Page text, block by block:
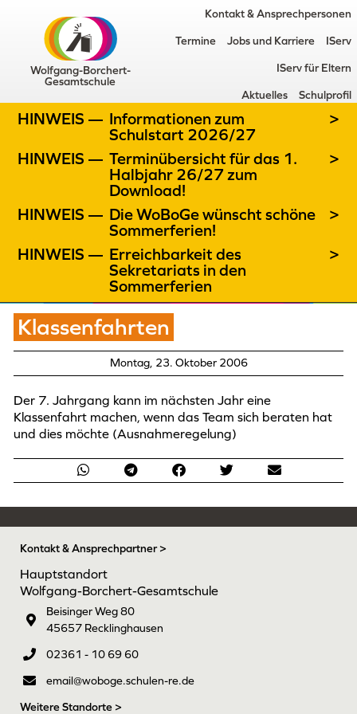
Wolfgang-Borchert-
Gesamtschule
Kontakt & Ansprechpersonen
Termine Jobs und Karriere IServ
IServ für Eltern
Aktuelles Schulprofil
HINWEIS — Informationen zum
Schulstart 2026/27
>
HINWEIS — Terminübersicht für das 1.
Halbjahr 26/27 zum
Download!
>
HINWEIS — Die WoBoGe wünscht schöne
Sommerferien!
>
HINWEIS — Erreichbarkeit des
Sekretariats in den
Sommerferien
>
Klassenfahrten
Montag, 23. Oktober 2006
Der 7. Jahrgang kann im nächsten Jahr eine
Klassenfahrt machen, wenn das Team sich beraten hat
und dies möchte (Ausnahmeregelung)
Kontakt & Ansprechpartner >
Hauptstandort
Wolfgang-Borchert-Gesamtschule
Beisinger Weg 80
45657 Recklinghausen
02361 - 10 69 60
email@woboge.schulen-re.de
Weitere Standorte >